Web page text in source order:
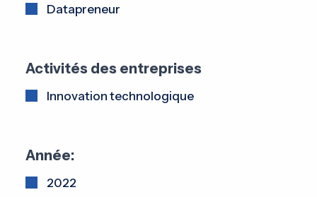
Datapreneur
Activités des entreprises
Innovation technologique
Année:
2022